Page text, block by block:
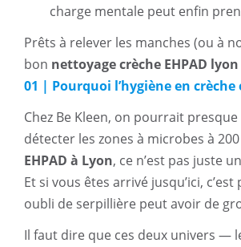
charge mentale peut enfin
Prêts à relever les manches (ou à
bon nettoyage crèche EHPAD lyon
01 | Pourquoi l’hygiène en
Chez Be Kleen, on pourrait
détecter les zones à microbes à
EHPAD à Lyon, ce n’est pas juste
Et si vous êtes arrivé jusqu’ici,
oubli de serpillière peut avoir de
Il faut dire que ces deux univers —